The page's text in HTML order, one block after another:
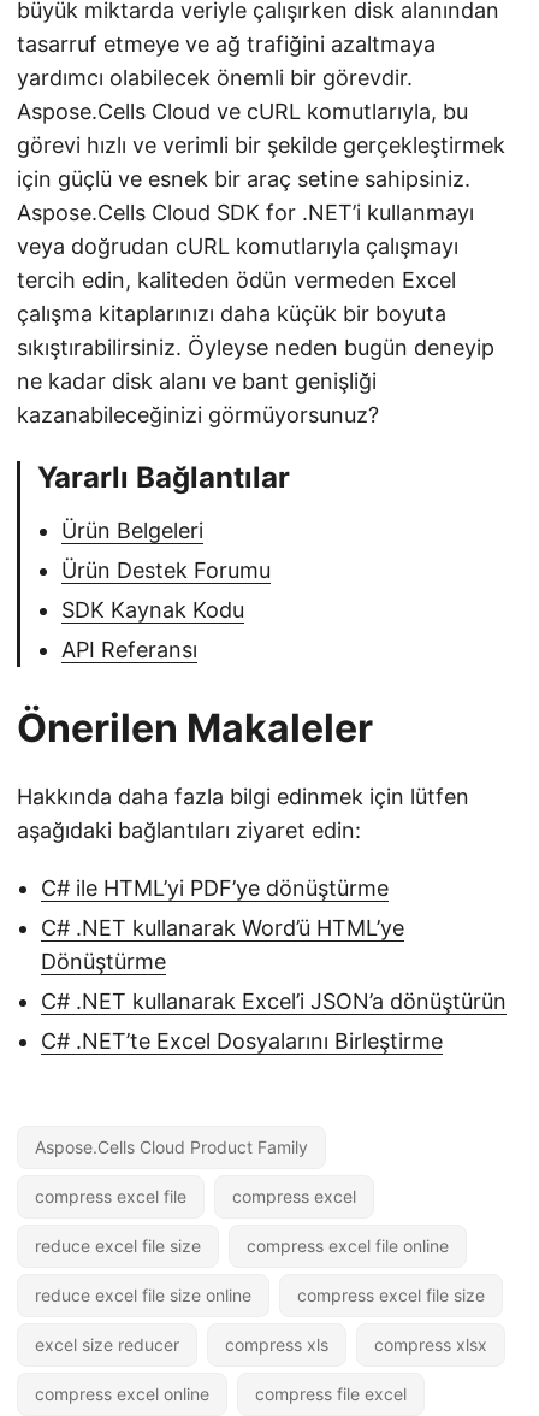
büyük miktarda veriyle çalışırken disk alanından
tasarruf etmeye ve ağ trafiğini azaltmaya
yardımcı olabilecek önemli bir görevdir.
Aspose.Cells Cloud ve cURL komutlarıyla, bu
görevi hızlı ve verimli bir şekilde gerçekleştirmek
için güçlü ve esnek bir araç setine sahipsiniz.
Aspose.Cells Cloud SDK for .NET’i kullanmayı
veya doğrudan cURL komutlarıyla çalışmayı
tercih edin, kaliteden ödün vermeden Excel
çalışma kitaplarınızı daha küçük bir boyuta
sıkıştırabilirsiniz. Öyleyse neden bugün deneyip
ne kadar disk alanı ve bant genişliği
kazanabileceğinizi görmüyorsunuz?
Yararlı Bağlantılar
Ürün Belgeleri
Ürün Destek Forumu
SDK Kaynak Kodu
API Referansı
Önerilen Makaleler
Hakkında daha fazla bilgi edinmek için lütfen
aşağıdaki bağlantıları ziyaret edin:
C# ile HTML’yi PDF’ye dönüştürme
C# .NET kullanarak Word’ü HTML’ye
Dönüştürme
C# .NET kullanarak Excel’i JSON’a dönüştürün
C# .NET’te Excel Dosyalarını Birleştirme
Aspose.Cells Cloud Product Family
compress excel file compress excel
reduce excel file size compress excel file online
reduce excel file size online compress excel file size
excel size reducer compress xls compress xlsx
compress excel online compress file excel